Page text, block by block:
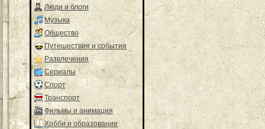
Люди и блоги
Музыка
Общество
Путешествия и события
Развлечения
Сериалы
Спорт
Транспорт
Фильмы и анимация
Хобби и образование